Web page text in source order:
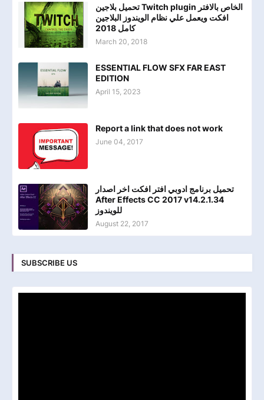
تحميل بلاجين Twitch plugin الخاص بالافتر
افكت ويعمل علي نظام الويندوز البلاجين
كامل 2018
March 20, 2018
ESSENTIAL FLOW SFX FAR EAST
EDITION
April 15, 2023
Report a link that does not work
June 04, 2017
تحميل برنامج ادوبي افتر افكت اخر اصدار
After Effects CC 2017 v14.2.1.34
للويندوز
August 22, 2017
SUBSCRIBE US